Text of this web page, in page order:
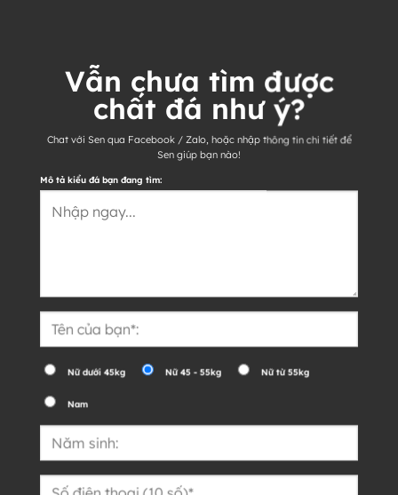
Vẫn chưa tìm được
chất đá như ý?
Chat với Sen qua Facebook / Zalo, hoặc nhập thông tin chi tiết để
Sen giúp bạn nào!
Mô tả kiểu đá bạn đang tìm:
Nữ dưới 45kg Nữ 45 - 55kg Nữ từ 55kg
Nam